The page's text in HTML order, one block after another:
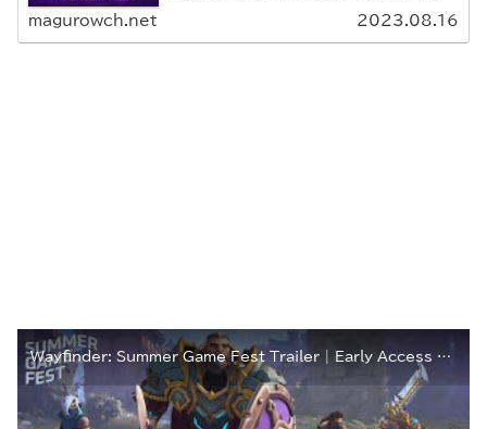
magurowch.net 2023.08.16
Wayfinder: Summer Game Fest Trailer | Early Access Coming this Summer